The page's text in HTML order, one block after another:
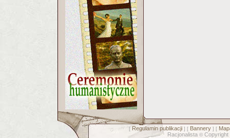
[ Regulamin publikacji] [ Bannery] [
Racjonalista © Copyright